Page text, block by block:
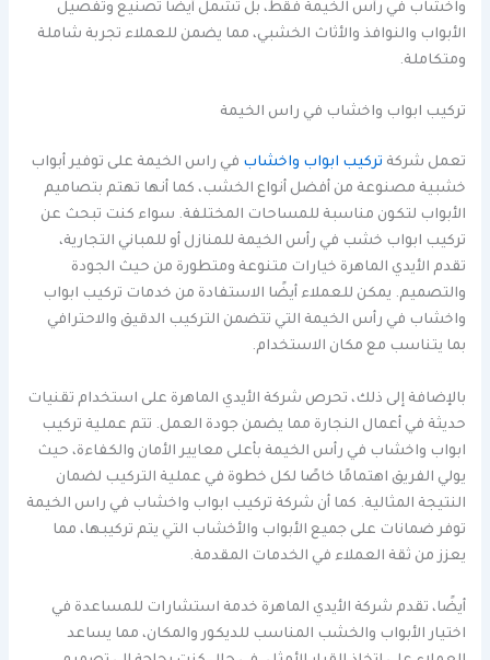
واخشاب في رأس الخيمة فقط، بل تشمل أيضًا تصنيع وتفصيل
الأبواب والنوافذ والأثاث الخشبي، مما يضمن للعملاء تجربة شاملة
ومتكاملة.
تركيب ابواب واخشاب في راس الخيمة
تعمل شركة تركيب ابواب واخشاب في راس الخيمة على توفير أبواب
خشبية مصنوعة من أفضل أنواع الخشب، كما أنها تهتم بتصاميم
الأبواب لتكون مناسبة للمساحات المختلفة. سواء كنت تبحث عن
تركيب ابواب خشب في رأس الخيمة للمنازل أو للمباني التجارية،
تقدم الأيدي الماهرة خيارات متنوعة ومتطورة من حيث الجودة
والتصميم. يمكن للعملاء أيضًا الاستفادة من خدمات تركيب ابواب
واخشاب في رأس الخيمة التي تتضمن التركيب الدقيق والاحترافي
بما يتناسب مع مكان الاستخدام.
بالإضافة إلى ذلك، تحرص شركة الأيدي الماهرة على استخدام تقنيات
حديثة في أعمال النجارة مما يضمن جودة العمل. تتم عملية تركيب
ابواب واخشاب في رأس الخيمة بأعلى معايير الأمان والكفاءة، حيث
يولي الفريق اهتمامًا خاصًا لكل خطوة في عملية التركيب لضمان
النتيجة المثالية. كما أن شركة تركيب ابواب واخشاب في راس الخيمة
توفر ضمانات على جميع الأبواب والأخشاب التي يتم تركيبها، مما
يعزز من ثقة العملاء في الخدمات المقدمة.
أيضًا، تقدم شركة الأيدي الماهرة خدمة استشارات للمساعدة في
اختيار الأبواب والخشب المناسب للديكور والمكان، مما يساعد